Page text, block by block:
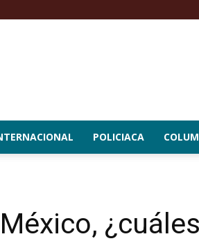
POLICIACA
¿cuáles